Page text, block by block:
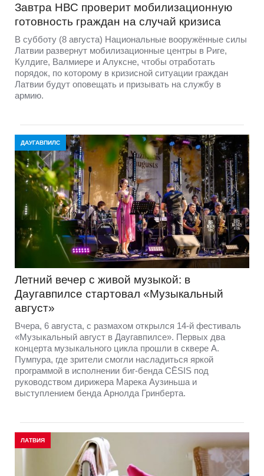
Завтра НВС проверит мобилизационную
готовность граждан на случай кризиса
В субботу (8 августа) Национальные вооружённые силы
Латвии развернут мобилизационные центры в Риге,
Кулдиге, Валмиере и Алуксне, чтобы отработать
порядок, по которому в кризисной ситуации граждан
Латвии будут оповещать и призывать на службу в
армию.
ДАУГАВПИЛС
Летний вечер с живой музыкой: в
Даугавпилсе стартовал «Музыкальный
август»
Вчера, 6 августа, с размахом открылся 14-й фестиваль
«Музыкальный август в Даугавпилсе». Первых два
концерта музыкального цикла прошли в сквере А.
Пумпура, где зрители смогли насладиться яркой
программой в исполнении биг-бенда CĒSIS под
руководством дирижера Марека Аузиньша и
выступлением бенда Арнолда Гринберта.
ЛАТВИЯ